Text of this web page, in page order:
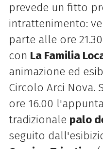
prevede un fitto
intrattenimento:
parte alle ore
con La Familia
animazione ed
Circolo Arci Nova.
ore 16.00
tradizionale palo
seguito